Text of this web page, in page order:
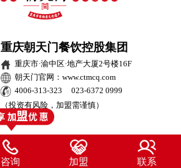
重庆朝天门餐饮控股集团
重庆市·渝中区·地产大厦2号楼16F
朝天门官网：www.ctmcq.com
4006-313-323 023-6372 0999
（投资有风险，加盟需谨慎）
咨询 加盟 联系